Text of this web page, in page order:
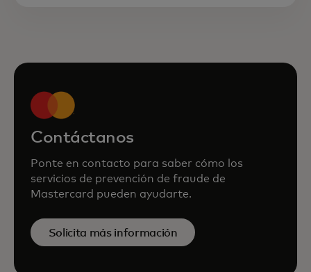
Contáctanos
Ponte en contacto para saber cómo los
servicios de prevención de fraude de
Mastercard pueden ayudarte.
Solicita más información